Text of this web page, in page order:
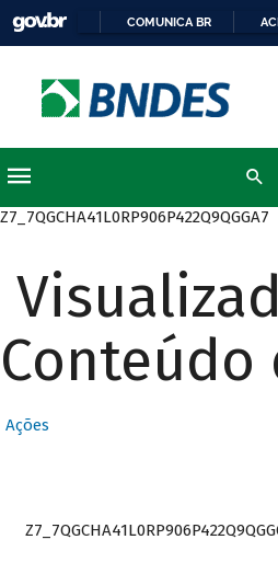
COMUNICA BR
Z7_7QGCHA41L0RP906P422Q9QGGA7
Conteúdo
Ações